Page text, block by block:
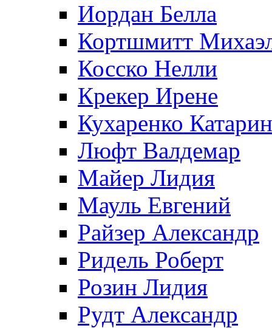
Иордан Белла
Кортшмитт
Косско Нелли
Крекер Ирене
Кухаренко
Люфт Валдемaр
Майер Лидия
Мауль Евгений
Райзер Александр
Ридель Роберт
Розин Лидия
Рудт Александр